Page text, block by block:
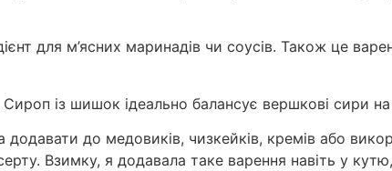
для м’ясних маринадів чи соусів. Також це
із шишок ідеально балансує вершкові сири
до медовиків, чизкейків, кремів або
Взимку, я додавала таке варення навіть у